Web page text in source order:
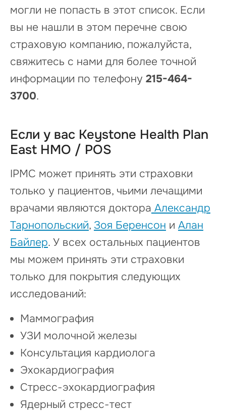
могли не попасть в этот список. Если
вы не нашли в этом перечне свою
страховую компанию, пожалуйста,
свяжитесь с нами для более точной
информации по телефону 215-464-
3700.
Если у вас Keystone Health Plan
East HMO / POS
IPMC может принять эти страховки
только у пациентов, чьими лечащими
врачами являются доктора Александр
Тарнопольский, Зоя Беренсон и Алан
Байлер. У всех остальных пациентов
мы можем принять эти страховки
только для покрытия следующих
исследований:
Маммография
УЗИ молочной железы
Консультация кардиолога
Эхокардиография
Стресс-эхокардиография
Ядерный стресс-тест